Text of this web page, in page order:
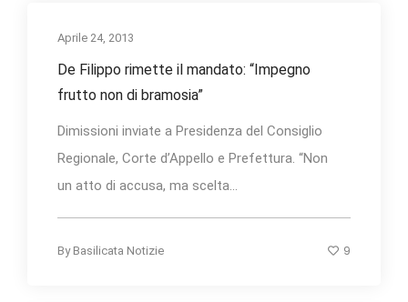
Aprile 24, 2013
De Filippo rimette il mandato: “Impegno
frutto non di bramosia”
Dimissioni inviate a Presidenza del Consiglio
Regionale, Corte d’Appello e Prefettura. “Non
un atto di accusa, ma scelta...
By Basilicata Notizie 9